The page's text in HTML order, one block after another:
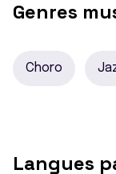
Genres
Choro
Langues